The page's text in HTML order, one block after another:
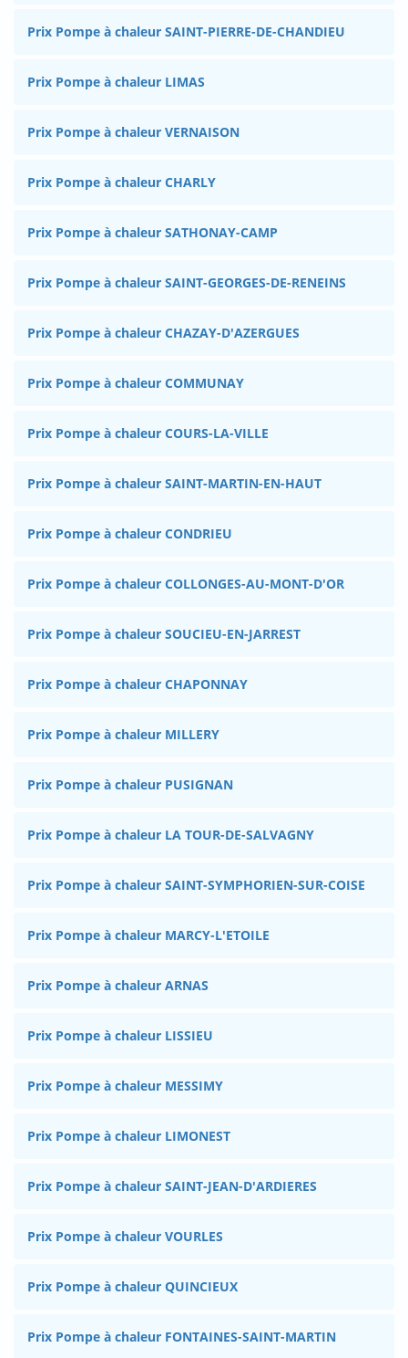
Prix Pompe à chaleur SAINT-PIERRE-DE-CHANDIEU
Prix Pompe à chaleur LIMAS
Prix Pompe à chaleur VERNAISON
Prix Pompe à chaleur CHARLY
Prix Pompe à chaleur SATHONAY-CAMP
Prix Pompe à chaleur SAINT-GEORGES-DE-RENEINS
Prix Pompe à chaleur CHAZAY-D'AZERGUES
Prix Pompe à chaleur COMMUNAY
Prix Pompe à chaleur COURS-LA-VILLE
Prix Pompe à chaleur SAINT-MARTIN-EN-HAUT
Prix Pompe à chaleur CONDRIEU
Prix Pompe à chaleur COLLONGES-AU-MONT-D'OR
Prix Pompe à chaleur SOUCIEU-EN-JARREST
Prix Pompe à chaleur CHAPONNAY
Prix Pompe à chaleur MILLERY
Prix Pompe à chaleur PUSIGNAN
Prix Pompe à chaleur LA TOUR-DE-SALVAGNY
Prix Pompe à chaleur SAINT-SYMPHORIEN-SUR-COISE
Prix Pompe à chaleur MARCY-L'ETOILE
Prix Pompe à chaleur ARNAS
Prix Pompe à chaleur LISSIEU
Prix Pompe à chaleur MESSIMY
Prix Pompe à chaleur LIMONEST
Prix Pompe à chaleur SAINT-JEAN-D'ARDIERES
Prix Pompe à chaleur VOURLES
Prix Pompe à chaleur QUINCIEUX
Prix Pompe à chaleur FONTAINES-SAINT-MARTIN